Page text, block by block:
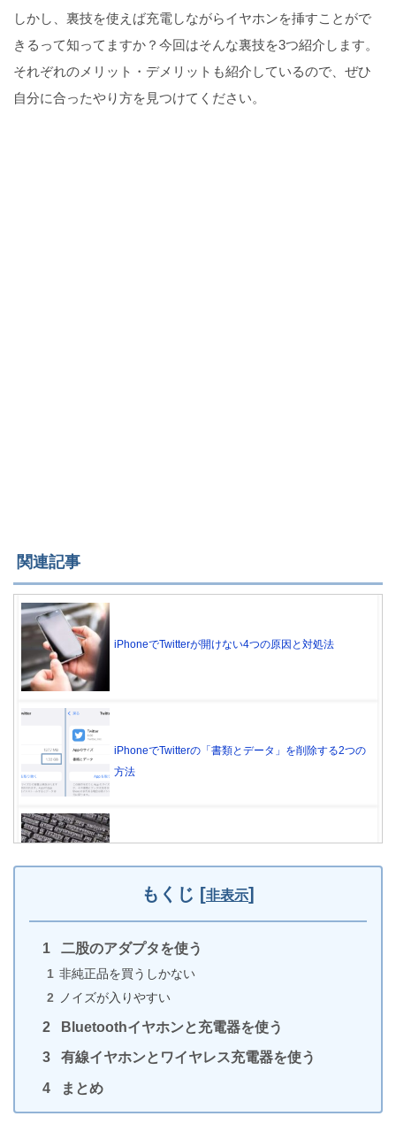
しかし、裏技を使えば充電しながらイヤホンを挿すことがで
きるって知ってますか？今回はそんな裏技を3つ紹介します。
それぞれのメリット・デメリットも紹介しているので、ぜひ
自分に合ったやり方を見つけてください。
関連記事
iPhoneでTwitterが開けない4つの原因と対処法
iPhoneでTwitterの「書類とデータ」を削除する2つの
方法
策
iPhoneで削除したアプリを復元する方法（データは
もくじ [非表示]
二股のアダプタを使う
非純正品を買うしかない
ノイズが入りやすい
Bluetoothイヤホンと充電器を使う
有線イヤホンとワイヤレス充電器を使う
まとめ